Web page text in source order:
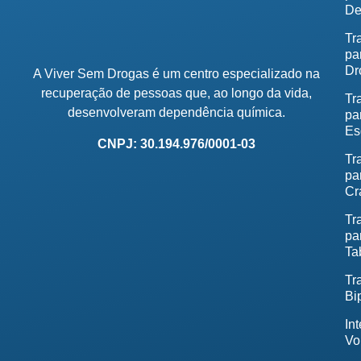
A Viver Sem Drogas é um centro especializado na
recuperação de pessoas que, ao longo da vida,
desenvolveram dependência química.
CNPJ: 30.194.976/0001-03